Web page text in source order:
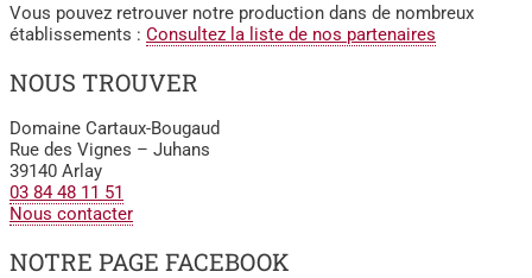
Vous pouvez retrouver notre production dans de nombreux
établissements : Consultez la liste de nos partenaires
NOUS TROUVER
Domaine Cartaux-Bougaud
Rue des Vignes – Juhans
39140 Arlay
03 84 48 11 51
Nous contacter
NOTRE PAGE FACEBOOK